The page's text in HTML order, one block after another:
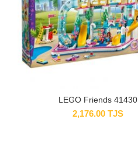
LEGO Friends 41430
2,176.00 TJS